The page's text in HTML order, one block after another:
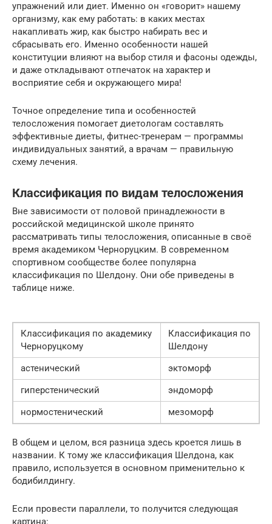
упражнений или диет. Именно он «говорит» нашему
организму, как ему работать: в каких местах
накапливать жир, как быстро набирать вес и
сбрасывать его. Именно особенности нашей
конституции влияют на выбор стиля и фасоны одежды,
и даже откладывают отпечаток на характер и
восприятие себя и окружающего мира!
Точное определение типа и особенностей
телосложения помогает диетологам составлять
эффективные диеты, фитнес-тренерам — программы
индивидуальных занятий, а врачам — правильную
схему лечения.
Классификация по видам телосложения
Вне зависимости от половой принадлежности в
российской медицинской школе принято
рассматривать типы телосложения, описанные в своё
время академиком Черноруцким. В современном
спортивном сообществе более популярна
классификация по Шелдону. Они обе приведены в
таблице ниже.
Классификация по академику
Черноруцкому
Классификация по
Шелдону
астенический
эктоморф
гиперстенический
эндоморф
нормостенический
мезоморф
В общем и целом, вся разница здесь кроется лишь в
названии. К тому же классификация Шелдона, как
правило, используется в основном применительно к
бодибилдингу.
Если провести параллели, то получится следующая
картина: